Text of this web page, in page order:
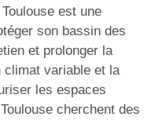
est une
son bassin des
et prolonger la
climat variable et la
les espaces
cherchent des